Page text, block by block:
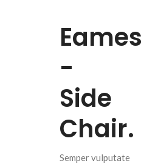
Eames
-
Side
Chair.
Semper vulputate